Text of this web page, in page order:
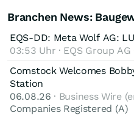
Branchen News:
EQS-DD: Meta Wolf AG:
03:53 Uhr · EQS Group AG
Comstock Welcomes
Station
06.08.26 · Business Wire
Companies Registered (A)